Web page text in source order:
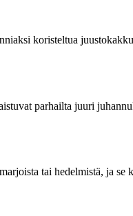
koristeltua
parhailta juuri
tai hedelmistä, ja se